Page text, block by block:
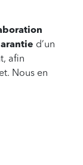
d’un
afin
Nous en